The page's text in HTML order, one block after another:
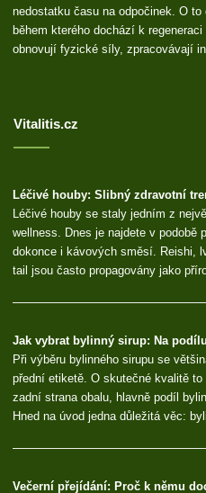
nedostatku času na odpočinek. O
během kterého dochází k
obnovují fyzické síly, zpracovávají
Vitalitis.cz
Léčivé houby: Slibný zdravotní
Léčivé houby se staly jedním z
wellness. Dnes je najdete v podobě
dokonce i kávových směsí. Reishi,
tail jsou často propagovány jako
Jak vybrat bylinný sirup: Na
Při výběru bylinného sirupu se
přední etiketě. O skutečné kvalitě
zadní strana obalu, hlavně podíl
Hned na úvod jedna důležitá věc:
Večerní přejídání: Proč k němu